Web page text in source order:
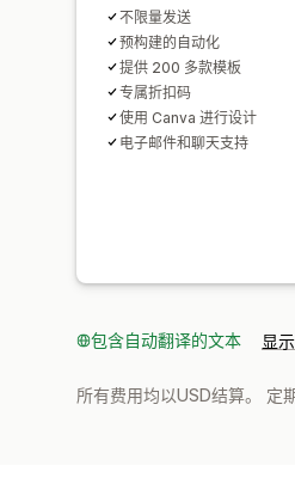
不限量发送
预构建的自动化
提供 200 多款模板
专属折扣码
使用 Canva 进行设计
电子邮件和聊天支持
包含自动翻译的文本 显
所有费用均以USD结算。 定